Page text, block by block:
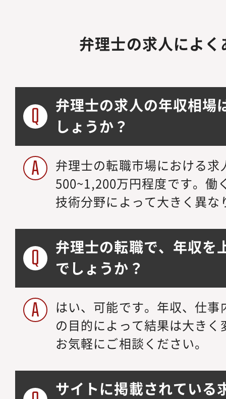
弁理士の求人によ
弁理士の求人の年収相場
しょうか？
弁理士の転職市場における求
500~1,200万円程度です。働
技術分野によって大きく異な
弁理士の転職で、年収を
でしょうか？
はい、可能です。年収、仕
の目的によって結果は大き
お気軽にご相談ください。
サイトに掲載されている